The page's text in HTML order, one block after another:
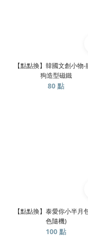
【點點換】韓國文創小物-
狗造型磁鐵
80 點
【點點換】泰愛你小半月
色隨機)
100 點